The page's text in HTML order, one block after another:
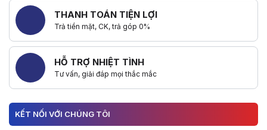
- Build PC cùng
3. Các cửa hàng/ đại lý áp dụng:
Chương trình khuyến mãi áp dụng cho tất cả đại lý và cửa hàng bán
4. Cách thức nhận quà:
Click vào nút “Đăng Ký” trên website sự kiện
https://www.asus.com/
Lưu Ý: Trong trường hợp không thể đăng ký trên hệ thống, quý
- Đính kèm hình ảnh hóa đơn đỏ (file PDF có thể tra cứu được ) thể
- Đính kèm ảnh chụp số S/N của sản phẩm
- Điền Họ và tên người nhận quà
- Điền Địa chỉ nhận quà
THANH TOÁN TIỆN LỢI
Trả tiền mặt, CK, trả góp 0%
HỖ TRỢ NHIỆT TÌNH
Tư vấn, giải đáp mọi thắc mắc
KẾT NỐI VỚI CHÚNG TÔI